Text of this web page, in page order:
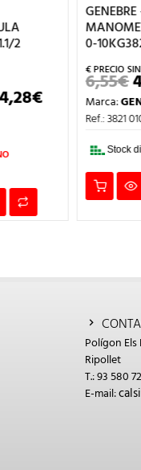
2
€EL
PRECIO
ACTUAL
244,28€.
0-
6,55€
Marca:
Ref.: 3821
Stock
Polígon
Ripollet
T.: 93 580
E-mail: